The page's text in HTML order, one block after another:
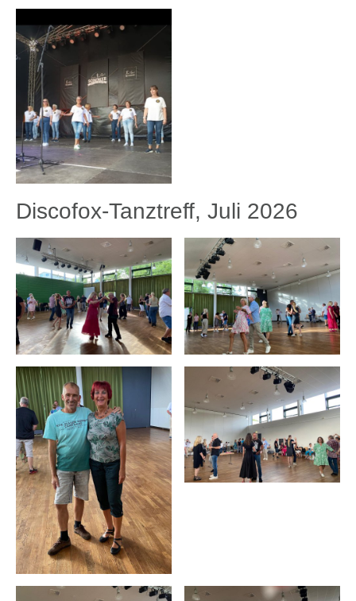
Discofox-Tanztreff, Juli 2026